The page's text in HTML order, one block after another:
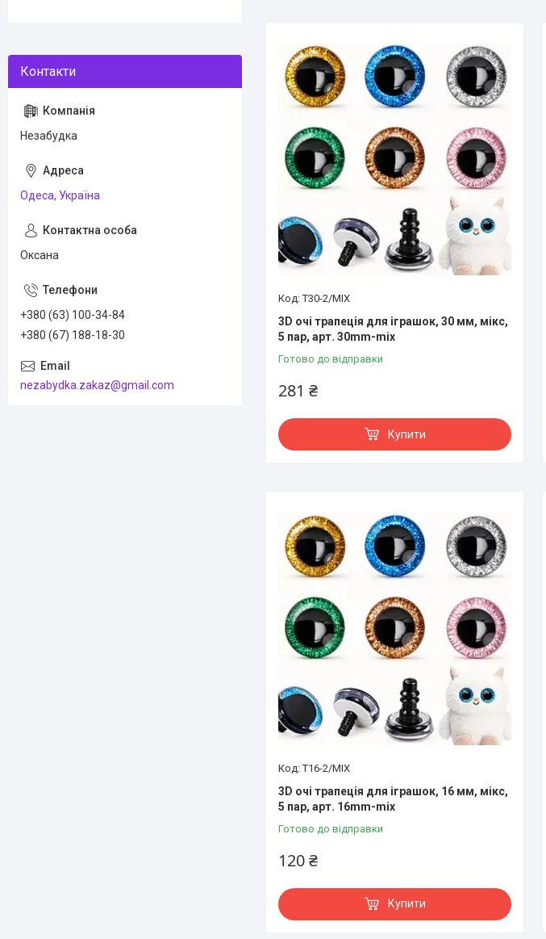
T30-2/MIX
3D очі трапеція для іграшок, 30 мм, мікс,
5 пар, арт. 30mm-mix
Готово до відправки
281 ₴
Купити
T16-2/MIX
3D очі трапеція для іграшок, 16 мм, мікс,
5 пар, арт. 16mm-mix
Готово до відправки
120 ₴
Купити
Незабудка
Одеса, Україна
Оксана
+380 (63) 100-34-84
+380 (67) 188-18-30
nezabydka.zakaz@gmail.com